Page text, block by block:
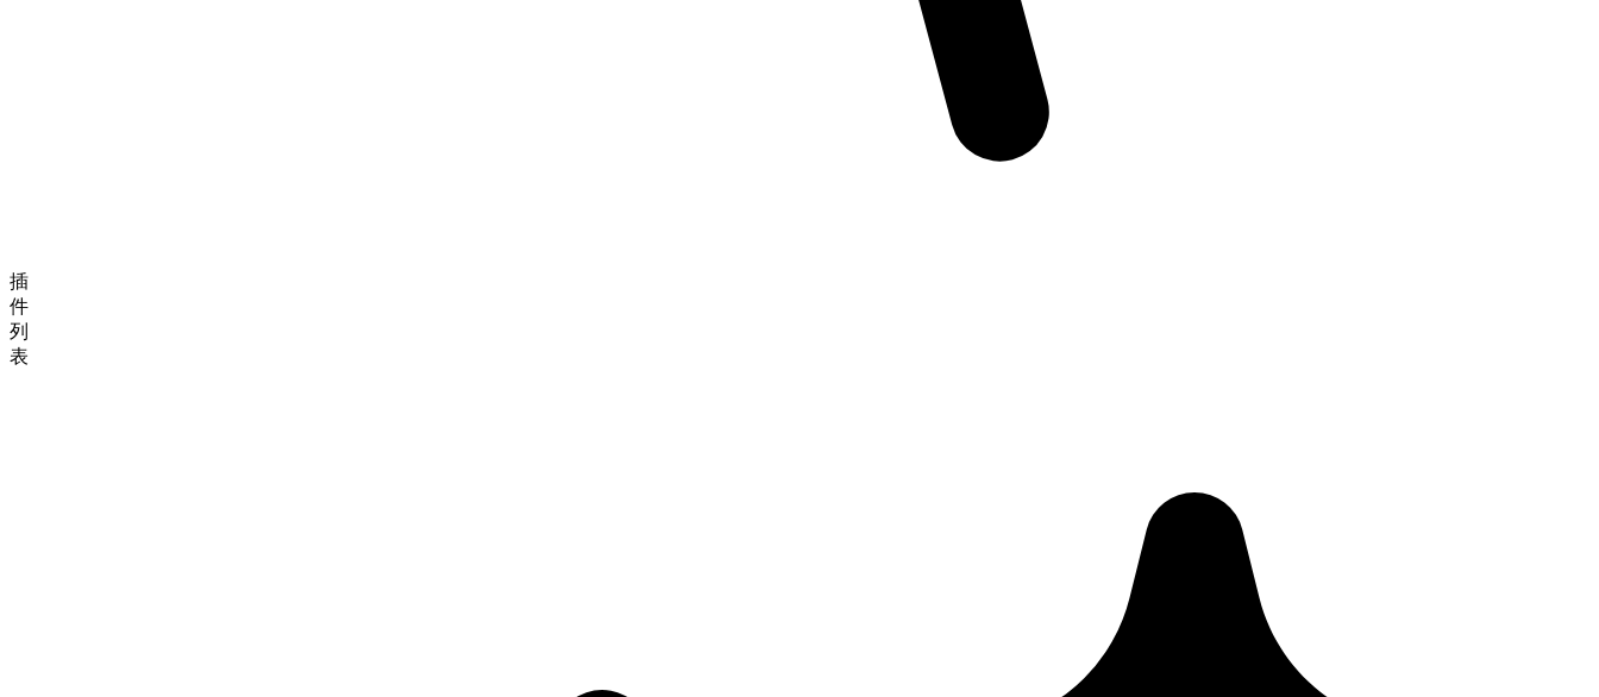
插
件
列
表